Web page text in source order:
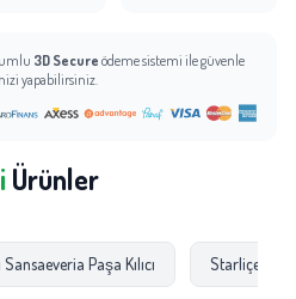
3D Secure ödeme sistemi ile güvenle
yapabilirsiniz.
Ürünler
Sansaeveria Paşa Kılıcı Starliçe